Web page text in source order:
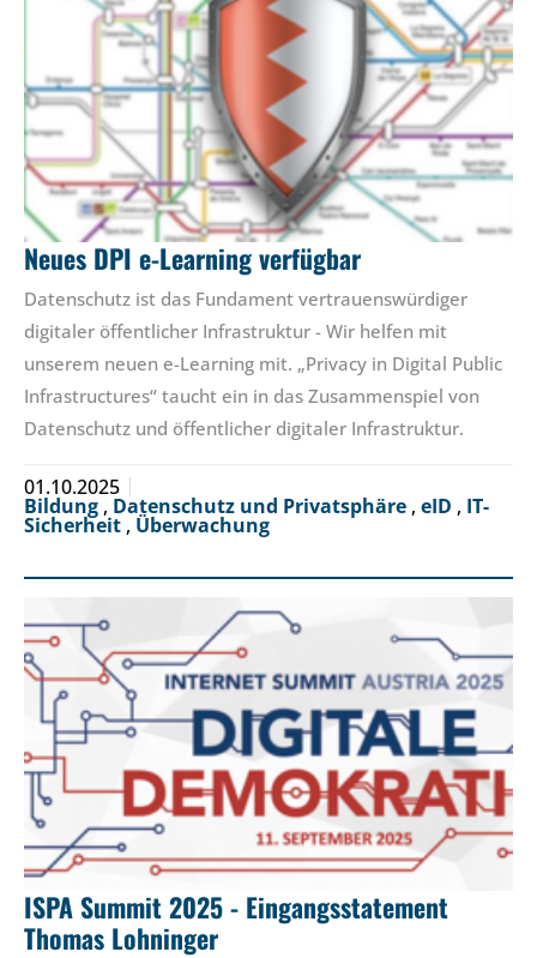
Neues DPI e-Learning verfügbar
Datenschutz ist das Fundament vertrauenswürdiger
digitaler öffentlicher Infrastruktur - Wir helfen mit
unserem neuen e-Learning mit. „Privacy in Digital Public
Infrastructures“ taucht ein in das Zusammenspiel von
Datenschutz und öffentlicher digitaler Infrastruktur.
01.10.2025
Bildung , Datenschutz und Privatsphäre , eID , IT-
Sicherheit , Überwachung
ISPA Summit 2025 - Eingangsstatement
Thomas Lohninger